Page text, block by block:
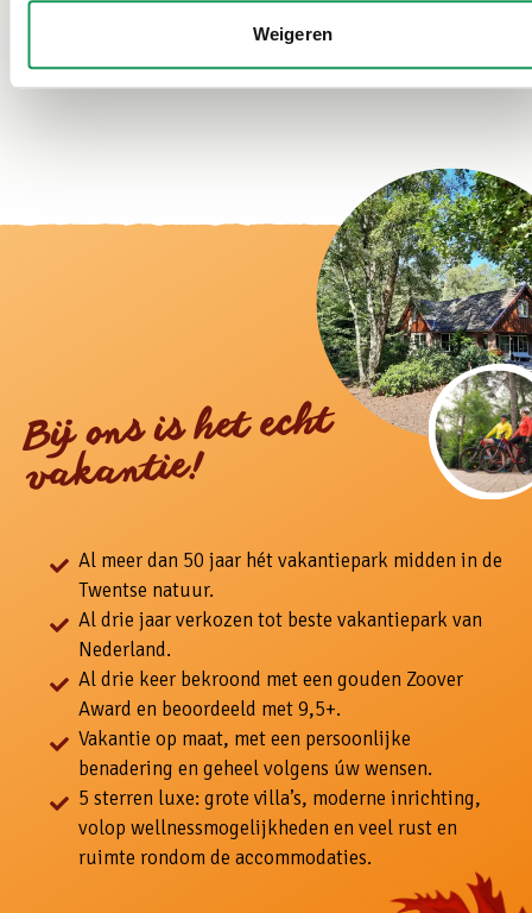
Weigeren
Bij ons is het echt
vakantie!
Al meer dan 50 jaar hét vakantiepark midden in de
Twentse natuur.
Al drie jaar verkozen tot beste vakantiepark van
Nederland.
Al drie keer bekroond met een gouden Zoover
Award en beoordeeld met 9,5+.
Vakantie op maat, met een persoonlijke
benadering en geheel volgens úw wensen.
5 sterren luxe: grote villa’s, moderne inrichting,
volop wellnessmogelijkheden en veel rust en
ruimte rondom de accommodaties.